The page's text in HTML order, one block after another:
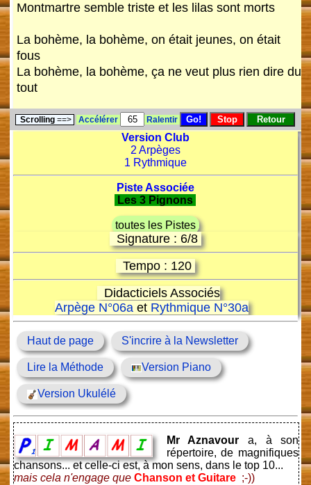
Montmartre semble triste et les lilas sont morts
La bohème, la bohème, on était jeunes, on était
fous
La bohème, la bohème, ça ne veut plus rien dire du
tout
Scrolling==> Accélérer Ralentir
Version Club
2 Arpèges
1 Rythmique
Piste Associée
Les 3 Pignons
toutes les Pistes
Signature : 6/8
Tempo : 120
Didacticiels Associés
Arpège N°06a et Rythmique N°30a
Haut de page S'incrire à la Newsletter
Lire la Méthode Version Piano
Version Ukulélé
Mr Aznavour a, à son
répertoire, de magnifiques
chansons... et celle-ci est, à mon sens, dans le top 10...
mais cela n'engage que Chanson et Guitare;-))